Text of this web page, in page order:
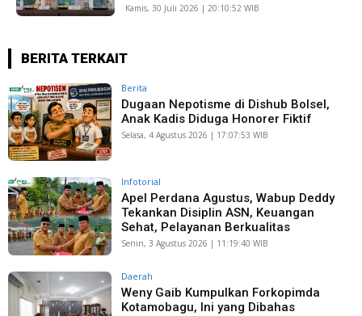
Kamis, 30 Juli 2026 | 20:10:52 WIB
BERITA TERKAIT
Berita
Dugaan Nepotisme di Dishub Bolsel,
Anak Kadis Diduga Honorer Fiktif
Selasa, 4 Agustus 2026 | 17:07:53 WIB
Infotorial
Apel Perdana Agustus, Wabup Deddy
Tekankan Disiplin ASN, Keuangan
Sehat, Pelayanan Berkualitas
Senin, 3 Agustus 2026 | 11:19:40 WIB
Daerah
Weny Gaib Kumpulkan Forkopimda
Kotamobagu, Ini yang Dibahas